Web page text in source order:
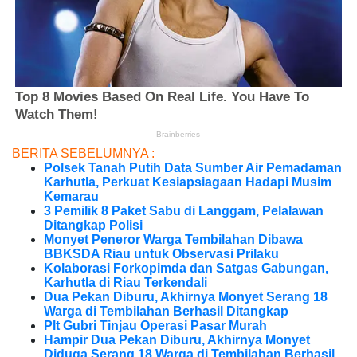
BERITA SEBELUMNYA :
Polsek Tanah Putih Data Sumber Air Pemadaman
Karhutla, Perkuat Kesiapsiagaan Hadapi Musim
Kemarau
3 Pemilik 8 Paket Sabu di Langgam, Pelalawan
Ditangkap Polisi
Monyet Peneror Warga Tembilahan Dibawa
BBKSDA Riau untuk Observasi Prilaku
Kolaborasi Forkopimda dan Satgas Gabungan,
Karhutla di Riau Terkendali
Dua Pekan Diburu, Akhirnya Monyet Serang 18
Warga di Tembilahan Berhasil Ditangkap
Plt Gubri Tinjau Operasi Pasar Murah
Hampir Dua Pekan Diburu, Akhirnya Monyet